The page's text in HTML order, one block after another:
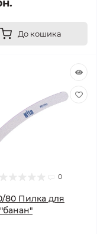
До кошика
0
80 Пилка для
"банан"